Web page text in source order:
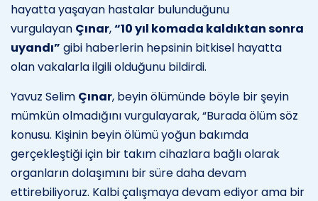
hayatta yaşayan hastalar bulunduğunu
vurgulayan Çınar,“10 yıl komada kaldıktan sonra
uyandı” gibi haberlerin hepsinin bitkisel hayatta
olan vakalarla ilgili olduğunu bildirdi.
Yavuz Selim Çınar, beyin ölümünde böyle bir şeyin
mümkün olmadığını vurgulayarak, “Burada ölüm söz
konusu. Kişinin beyin ölümü yoğun bakımda
gerçekleştiği için bir takım cihazlara bağlı olarak
organların dolaşımını bir süre daha devam
ettirebiliyoruz. Kalbi çalışmaya devam ediyor ama bir